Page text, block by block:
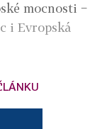
mocnosti −
i Evropská